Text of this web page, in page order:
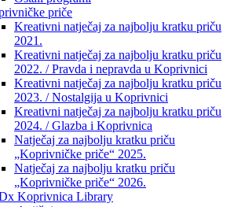
priče
Kreativni natječaj za najbolju kratku priču
2021.
Kreativni natječaj za najbolju kratku priču
2022. / Pravda i nepravda u Koprivnici
Kreativni natječaj za najbolju kratku priču
2023. / Nostalgija u Koprivnici
Kreativni natječaj za najbolju kratku priču
2024. / Glazba i Koprivnica
Natječaj za najbolju kratku priču
„Koprivničke priče“ 2025.
Natječaj za najbolju kratku priču
„Koprivničke priče“ 2026.
Koprivnica Library